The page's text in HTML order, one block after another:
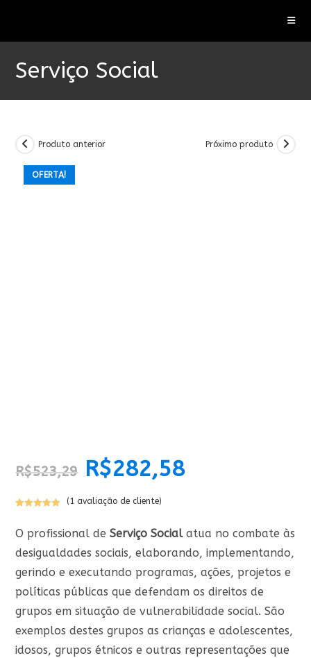
o
conteúdo
Serviço Social
OFERTA!
Produto anterior Próximo produto
R$523,29
O
preço
original
R$523,29.
R$282,58preço
como
5.00
de 5, com
baseado em
avaliação de
cliente
(1 avaliação de cliente)
O profissional deServiço Socialatua no combate às
desigualdades sociais, elaborando, implementando,
gerindo e executando programas, ações, projetos e
políticas públicas que defendam os direitos de
grupos em situação de vulnerabilidade social. São
exemplos destes grupos as crianças e adolescentes,
idosos, grupos étnicos e outras representações que